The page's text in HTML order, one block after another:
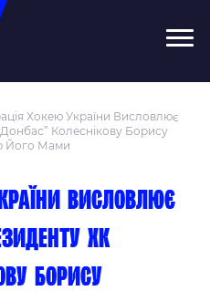
Хокею України Висловлює
Колеснікову Борису
Його Мами
висловлює
ХК
Борису